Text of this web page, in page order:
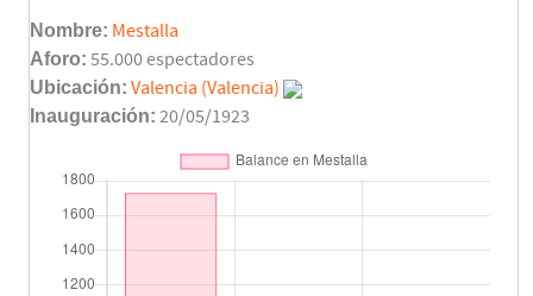
Nombre: Mestalla
Aforo: 55.000 espectadores
Ubicación: Valencia (Valencia)
Inauguración: 20/05/1923